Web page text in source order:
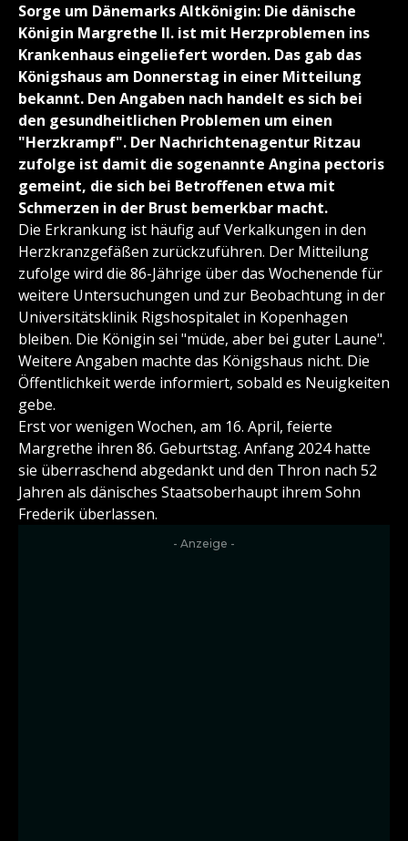
Sorge um Dänemarks Altkönigin: Die dänische
Königin Margrethe II. ist mit Herzproblemen ins
Krankenhaus eingeliefert worden. Das gab das
Königshaus am Donnerstag in einer Mitteilung
bekannt. Den Angaben nach handelt es sich bei
den gesundheitlichen Problemen um einen
"Herzkrampf". Der Nachrichtenagentur Ritzau
zufolge ist damit die sogenannte Angina pectoris
gemeint, die sich bei Betroffenen etwa mit
Schmerzen in der Brust bemerkbar macht.
Die Erkrankung ist häufig auf Verkalkungen in den
Herzkranzgefäßen zurückzuführen. Der Mitteilung
zufolge wird die 86-Jährige über das Wochenende für
weitere Untersuchungen und zur Beobachtung in der
Universitätsklinik Rigshospitalet in Kopenhagen
bleiben. Die Königin sei "müde, aber bei guter Laune".
Weitere Angaben machte das Königshaus nicht. Die
Öffentlichkeit werde informiert, sobald es Neuigkeiten
gebe.
Erst vor wenigen Wochen, am 16. April, feierte
Margrethe ihren 86. Geburtstag. Anfang 2024 hatte
sie überraschend abgedankt und den Thron nach 52
Jahren als dänisches Staatsoberhaupt ihrem Sohn
Frederik überlassen.
- Anzeige -